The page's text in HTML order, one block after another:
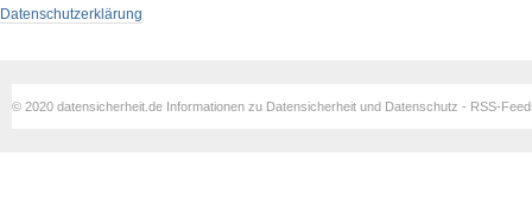
Datenschutzerklärung
© 2020 datensicherheit.de Informationen zu Datensicherheit und Datenschutz - RSS-